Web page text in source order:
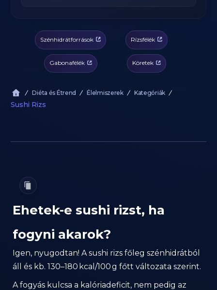
Szénhidrátforrások Rízsfélék
Gabonafélék Köretek
Diéta és Étrend Élelmiszerek Kategóriák
Sushi Rizs
Ehetek-e sushi rizst, ha
fogyni akarok?
Igen, nyugodtan! A sushi rizs főleg szénhidrátból
áll és kb. 130–180 kcal/100 g főtt változata szerint.
A fogyás kulcsa a kalóriadeficit, nem pedig az